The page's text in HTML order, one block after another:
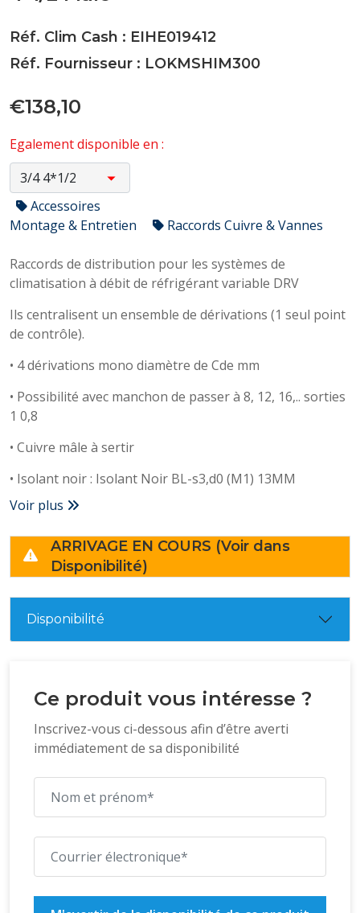
Réf. Clim Cash : EIHE019412
Réf. Fournisseur : LOKMSHIM300
€138,10
Egalement disponible en :
Accessoires
Montage & Entretien
Raccords Cuivre & Vannes
Raccords de distribution pour les systèmes de
climatisation à débit de réfrigérant variable DRV
Ils centralisent un ensemble de dérivations (1 seul point
de contrôle).
• 4 dérivations mono diamètre de Cde mm
• Possibilité avec manchon de passer à 8, 12, 16,.. sorties
1 0,8
• Cuivre mâle à sertir
• Isolant noir : Isolant Noir BL-s3,d0 (M1) 13MM
Voir plus
ARRIVAGE EN COURS (Voir dans
Disponibilité)
Disponibilité
Ce produit vous intéresse ?
Inscrivez-vous ci-dessous afin d’être averti
immédiatement de sa disponibilité